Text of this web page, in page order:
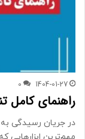
1404-01-27
0
راهنمای کامل
در جریان رسیدگی به
مهم‌ترین ابزارهایی